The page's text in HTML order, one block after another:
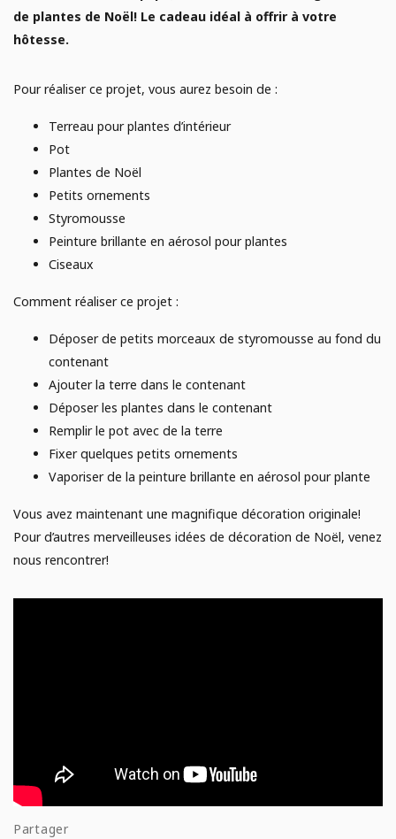
AGRICULTURE URBAINE
POTAGER
Analyse de sol
Poules
de plantes de Noël! Le cadeau idéal à offrir à votre
hôtesse.
Pour réaliser ce projet, vous aurez besoin de :
Terreau pour plantes d’intérieur
Pot
Plantes de Noël
Petits ornements
Styromousse
Peinture brillante en aérosol pour plantes
Ciseaux
Comment réaliser ce projet :
Déposer de petits morceaux de styromousse au fond du
contenant
Ajouter la terre dans le contenant
Déposer les plantes dans le contenant
Remplir le pot avec de la terre
Fixer quelques petits ornements
Vaporiser de la peinture brillante en aérosol pour plante
Vous avez maintenant une magnifique décoration originale!
Pour d’autres merveilleuses idées de décoration de Noël, venez
nous rencontrer!
Partager